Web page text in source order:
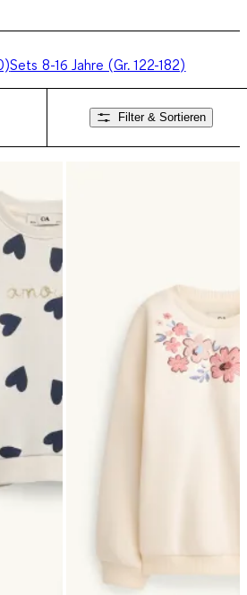
Sets 8-16 Jahre (Gr. 122-182)
Filter & Sortieren